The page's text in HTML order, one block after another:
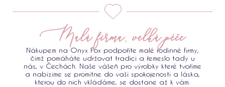
Malá firma, velká péče
Nákupem na Onyx Fox podpoříte malé rodinné firmy,
čímž pomáháte udržovat tradici a řemeslo tady u
nás, v Čechách. Naše vášeň pro výrobky které tvoříme
a nabízíme se promítne do vaší spokojenosti a láska,
kterou do nich vkládáme, se dostane až k vám.